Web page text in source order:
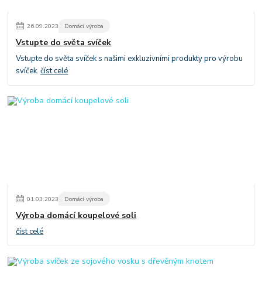
26.09.2023 Domácí výroba
Vstupte do světa svíček
Vstupte do světa svíček s našimi exkluzivními produkty pro výrobu
svíček.číst celé
01.03.2023 Domácí výroba
Výroba domácí koupelové soli
číst celé